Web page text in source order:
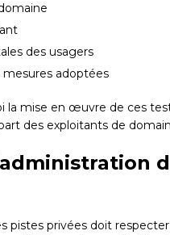
des usagers
mesures adoptées
la mise en œuvre de ces
des exploitants de
pistes privées doit